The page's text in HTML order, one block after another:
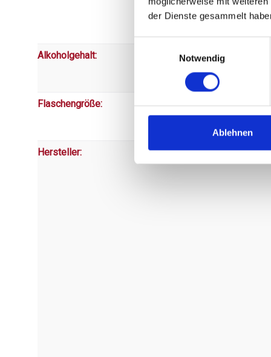
der Dienste gesammelt
Notwendig
Ablehnen
Alkoholgehalt:
Flaschengröße:
Hersteller: